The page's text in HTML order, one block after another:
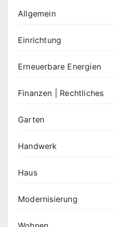
Allgemein
Einrichtung
Erneuerbare Energien
Finanzen | Rechtliches
Garten
Handwerk
Haus
Modernisierung